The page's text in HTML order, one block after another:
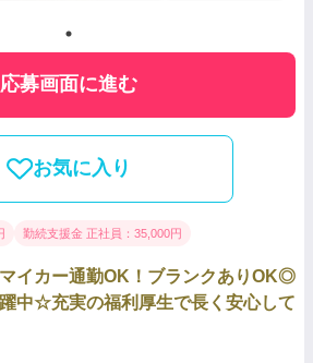
応募画面に進む
お気に入り
勤続支援金 正社員：35,000円
イカー通勤OK！ブランクありOK◎
中☆充実の福利厚生で長く安心して